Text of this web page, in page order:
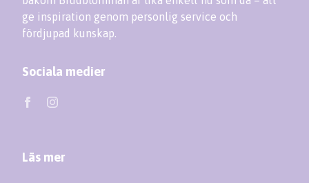
ge inspiration genom personlig service och
fördjupad kunskap.
Sociala medier
Läs mer